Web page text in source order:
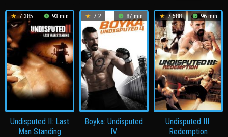
7.385 93 min
Undisputed II: Last
Man Standing
7.2 87 min
Boyka: Undisputed
IV
7.588 96 min
Undisputed III:
Redemption